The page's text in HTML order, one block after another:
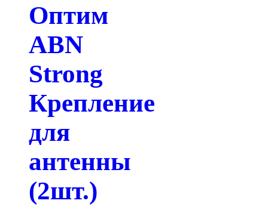
Оптим
ABN
Strong
Крепление
для
антенны
(2шт.)